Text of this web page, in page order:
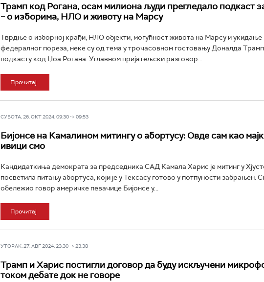
Трамп код Рогана, осам милиона људи прегледало подкаст
– о изборима, НЛО и животу на Марсу
Тврдње о изборној крађи, НЛО објекти, могућност живота на Марсу и укидање
федералног пореза, неке су од тема у трочасовном гостовању Доналда
подкасту код Џоа Рогана. Углавном пријатељски разговор...
Прочитај
СУБОТА, 26. ОКТ 2024, 09:30 -> 09:53
Бијонсе на Камалином митингу о абортусу: Овде сам као
ивици смо
Кандидаткиња демократа за председника САД Камала Харис је митинг у
посветила питању абортуса, који је у Тексасу готово у потпуности забрањен.
обележио говор америчке певачице Бијонсе у...
Прочитај
УТОРАК, 27. АВГ 2024, 23:30 -> 23:38
Трамп и Харис постигли договор да буду искључени
током дебате док не говоре